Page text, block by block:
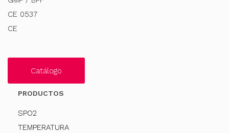
CE 0537
CE
Catálogo
PRODUCTOS
SPO2
TEMPERATURA